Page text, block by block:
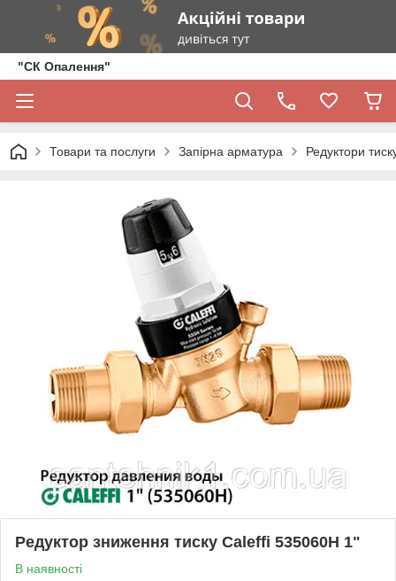
"СК Опалення"
Товари та послуги Запірна арматура Редуктори
Редуктор зниження тиску Caleffi 535060H 1"
В наявності